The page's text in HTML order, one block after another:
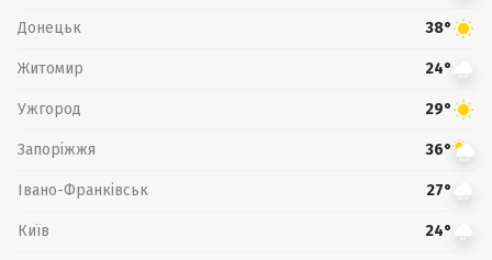
Донецьк 38°
Житомир 24°
Ужгород 29°
Запоріжжя 36°
Івано-Франківськ 27°
Київ 24°